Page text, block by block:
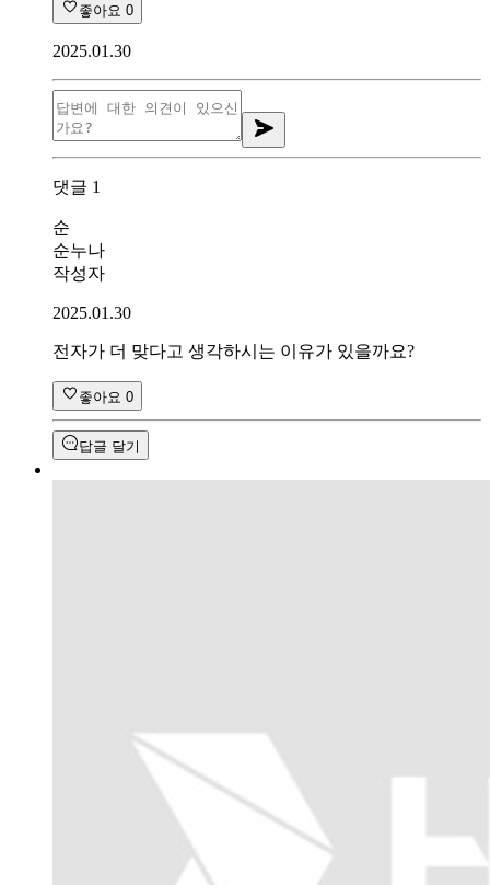
좋아요 0
2025.01.30
댓글 1
순
순누나
작성자
2025.01.30
전자가 더 맞다고 생각하시는 이유가 있을까요?
좋아요 0
답글 달기